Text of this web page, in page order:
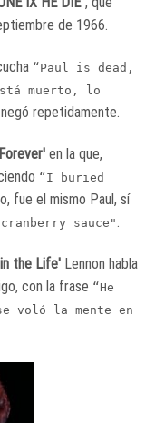
de 1966.
“Paul is dead,
muerto, lo
repetidamente.
en la que,
“I buried
fue el mismo Paul, sí
sauce".
the Life' Lennon habla
con la frase “He
voló la mente en